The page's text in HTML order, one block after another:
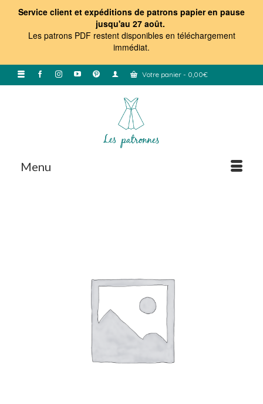
Service client et expéditions de patrons papier en pause
jusqu'au 27 août.
Les patrons PDF restent disponibles en téléchargement
immédiat.
Votre panier - 0,00€
Menu